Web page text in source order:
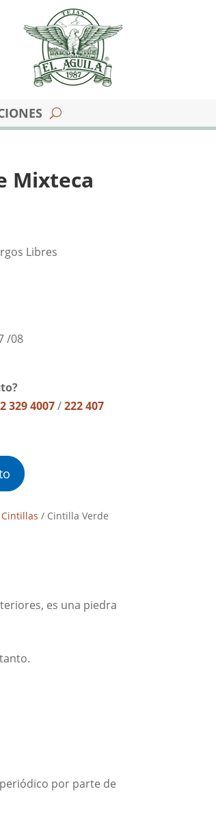
Mixteca
Libres
/08
329 4007/222 407
Cintillas / Cintilla Verde
es una piedra
por parte de